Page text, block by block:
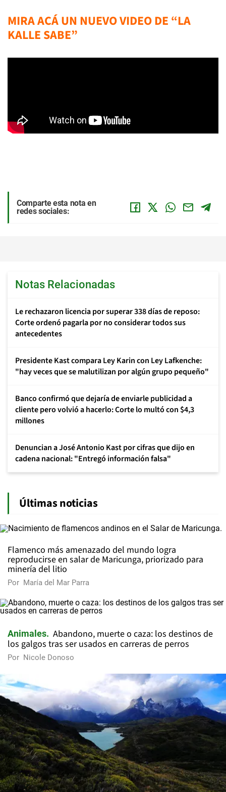
MIRA ACÁ UN NUEVO VIDEO DE “LA
KALLE SABE”
Comparte esta nota en
redes sociales:
Notas Relacionadas
Le rechazaron licencia por superar 338 días de reposo:
Corte ordenó pagarla por no considerar todos sus
antecedentes
Presidente Kast compara Ley Karin con Ley Lafkenche:
"hay veces que se malutilizan por algún grupo pequeño"
Banco confirmó que dejaría de enviarle publicidad a
cliente pero volvió a hacerlo: Corte lo multó con $4,3
millones
Denuncian a José Antonio Kast por cifras que dijo en
cadena nacional: "Entregó información falsa"
Últimas noticias
Flamenco más amenazado del mundo logra
reproducirse en salar de Maricunga, priorizado para
minería del litio
Por María del Mar Parra
Animales
Abandono, muerte o caza: los destinos de
los galgos tras ser usados en carreras de perros
Por Nicole Donoso